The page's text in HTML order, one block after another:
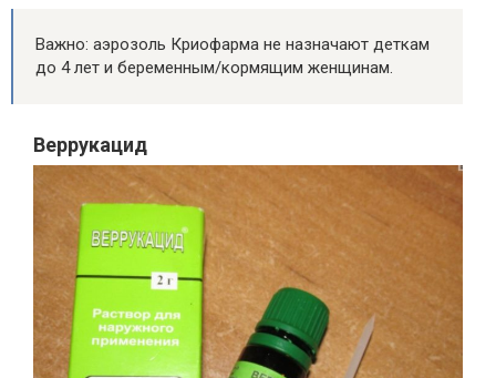
Важно: аэрозоль Криофарма не назначают деткам
до 4 лет и беременным/кормящим женщинам.
Веррукацид